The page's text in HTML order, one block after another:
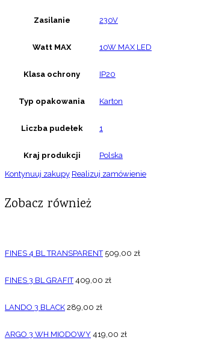
Zasilanie 230V
Watt MAX 10W MAX LED
Klasa ochrony IP20
Typ opakowania Karton
Liczba pudełek 1
Kraj produkcji Polska
Kontynuuj zakupy Realizuj zamówienie
Zobacz również
FINES 4 BL TRANSPARENT 509,00 zł
FINES 3 BL GRAFIT 409,00 zł
LANDO 3 BLACK 289,00 zł
ARGO 3 WH MIODOWY 419,00 zł